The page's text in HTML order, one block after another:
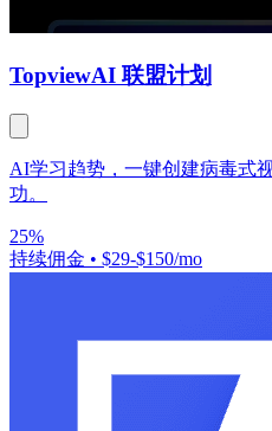
TopviewAI 联盟计划
AI学习趋势，一键创建病毒式
功。
25%
持续佣金 • $29-$150/mo